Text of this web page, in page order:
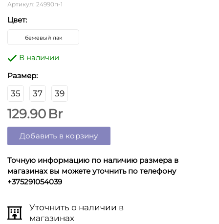
Артикул: 24990п-1
Цвет:
бежевый лак
В наличии
Размер:
35 37 39
129.90 Br
Добавить в корзину
Точную информацию по наличию размера в
магазинах вы можете уточнить по телефону
+375291054039
Уточнить о наличии в
магазинах